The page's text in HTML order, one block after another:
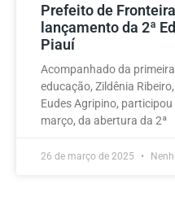
Prefeito de
lançamento da 2ª
Piauí
Acompanhado da
educação, Zildênia
Eudes Agripino,
março, da abertura da 2ª
26 de março de 2025